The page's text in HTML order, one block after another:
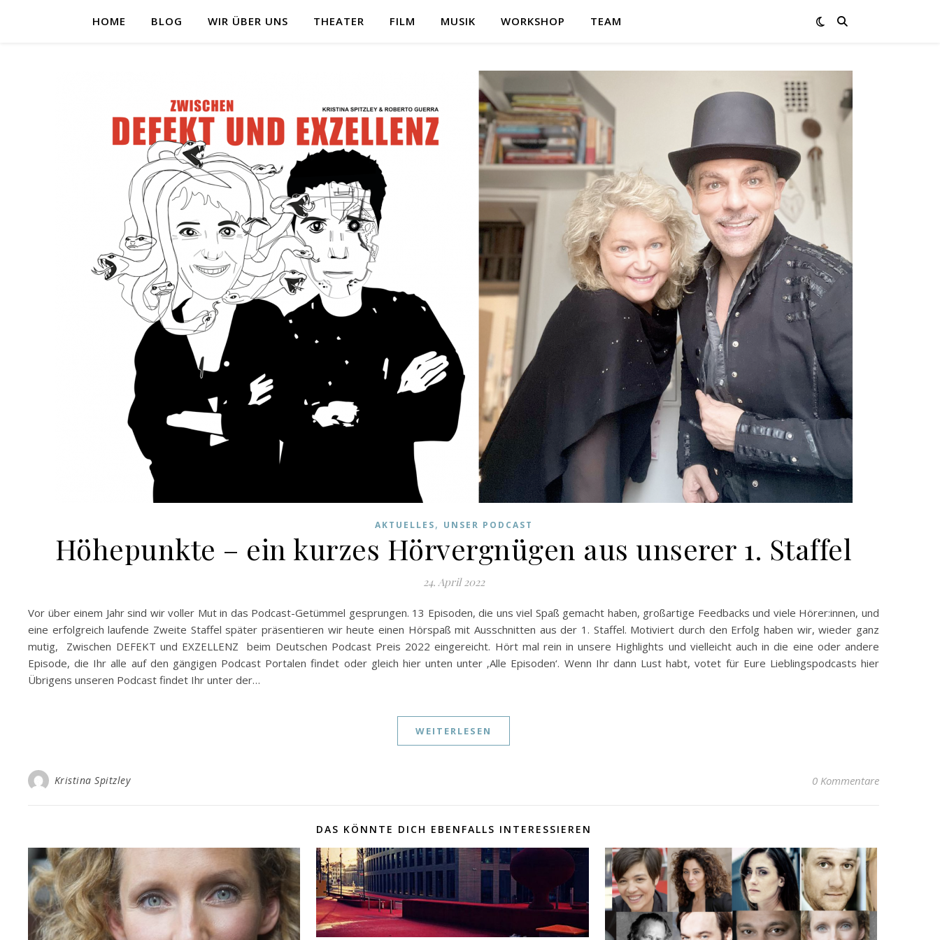
HOME BLOG WIR ÜBER UNS THEATER FILM MUSIK WORKSHOP TEAM
AKTUELLES, UNSER PODCAST
Höhepunkte – ein kurzes Hörvergnügen aus unserer 1. Staffel
24. April 2022
Vor über einem Jahr sind wir voller Mut in das Podcast-Getümmel gesprungen. 13 Episoden, die uns viel Spaß gemacht haben, großartige Feedbacks und viele Hörer:innen, und
eine erfolgreich laufende Zweite Staffel später präsentieren wir heute einen Hörspaß mit Ausschnitten aus der 1. Staffel. Motiviert durch den Erfolg haben wir, wieder ganz
mutig, Zwischen DEFEKT und EXZELLENZ beim Deutschen Podcast Preis 2022 eingereicht. Hört mal rein in unsere Highlights und vielleicht auch in die eine oder andere
Episode, die Ihr alle auf den gängigen Podcast Portalen findet oder gleich hier unten unter ‚Alle Episoden‘. Wenn Ihr dann Lust habt, votet für Eure Lieblingspodcasts hier
Übrigens unseren Podcast findet Ihr unter der…
WEITERLESEN
Kristina Spitzley 0 Kommentare
DAS KÖNNTE DICH EBENFALLS INTERESSIEREN